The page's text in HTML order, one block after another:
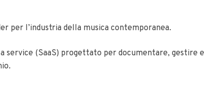
per l’industria della musica contemporanea.
service (SaaS) progettato per documentare, gestire e